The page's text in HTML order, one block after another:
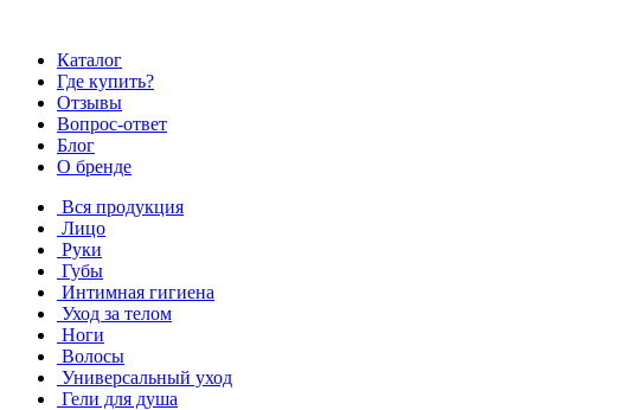
Каталог
Где купить?
Отзывы
Вопрос-ответ
Блог
О бренде
Вся продукция
Лицо
Руки
Губы
Интимная гигиена
Уход за телом
Ноги
Волосы
Универсальный уход
Гели для душа